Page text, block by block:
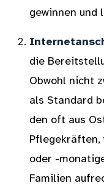
gewinnen und
die
Obwohl nicht
als Standard
den oft aus
Pflegekräften,
oder -
Familien